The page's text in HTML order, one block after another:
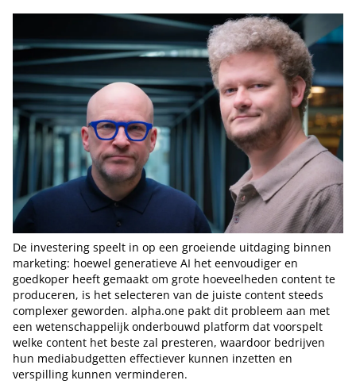
De investering speelt in op een groeiende uitdaging binnen
marketing: hoewel generatieve AI het eenvoudiger en
goedkoper heeft gemaakt om grote hoeveelheden content te
produceren, is het selecteren van de juiste content steeds
complexer geworden. alpha.one pakt dit probleem aan met
een wetenschappelijk onderbouwd platform dat voorspelt
welke content het beste zal presteren, waardoor bedrijven
hun mediabudgetten effectiever kunnen inzetten en
verspilling kunnen verminderen.